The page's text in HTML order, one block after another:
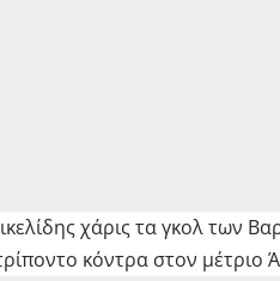
χάρις τα γκολ των
κόντρα στον μέτριο